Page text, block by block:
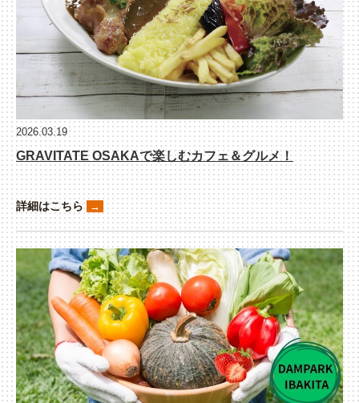
2026.03.19
GRAVITATE OSAKAで楽しむカフェ＆グルメ！
詳細はこちら →